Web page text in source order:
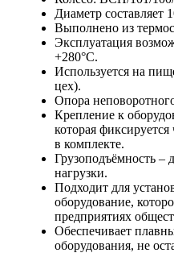
Диаметр составляет
Выполнено из
Эксплуатация
+280°C.
Используется на
цех).
Опора
Крепление к
которая
в комплекте.
Грузоподъёмность –
нагрузки.
Подходит для
оборудование,
предприятиях
Обеспечивает
оборудования, не